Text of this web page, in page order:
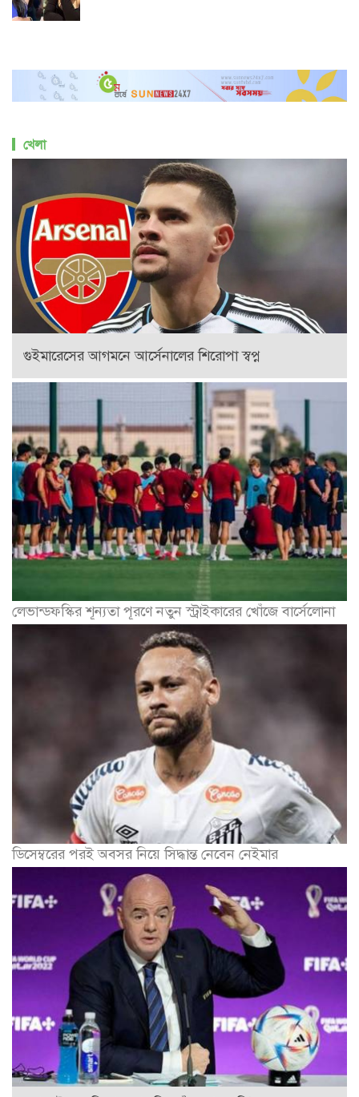
খেলা
গুইমারেসের আগমনে আর্সেনালের শিরোপা স্বপ্ন
লেভান্ডফস্কির শূন্যতা পূরণে নতুন স্ট্রাইকারের খোঁজে বার্সেলোনা
ডিসেম্বরের পরই অবসর নিয়ে সিদ্ধান্ত নেবেন নেইমার